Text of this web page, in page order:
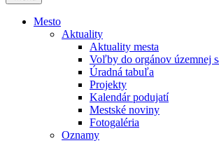
Mesto
Aktuality
Aktuality mesta
Voľby do orgánov územnej
Úradná tabuľa
Projekty
Kalendár podujatí
Mestské noviny
Fotogaléria
Oznamy